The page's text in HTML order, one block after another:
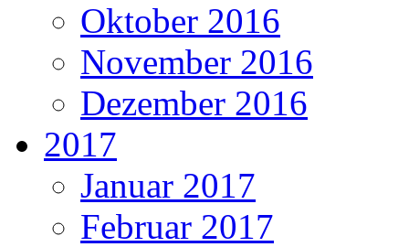
Oktober 2016
November 2016
Dezember 2016
2017
Januar 2017
Februar 2017